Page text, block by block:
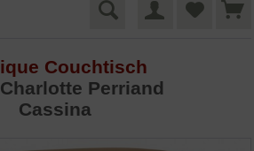
Couchtisch
Charlotte Perriand
Cassina